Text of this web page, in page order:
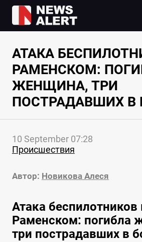
АТАКА
РАМЕНСКОМ:
ЖЕНЩИНА, ТРИ
ПОСТРАДАВШИХ В
10 September 07:28
Происшествия
Автор: Новикова Алеся
Атака беспилотников
Раменском: погибла
три пострадавших в